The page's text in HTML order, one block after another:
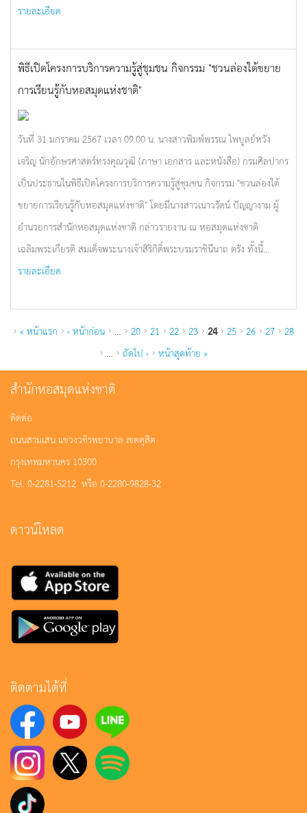
รายละเอียด
พิธีเปิดโครงการบริการความรู้สู่ชุมชน กิจกรรม "ชวนล่องใต้ขยาย
การเรียนรู้กับหอสมุดแห่งชาติ"
วันที่ 31 มกราคม 2567 เวลา 09.00 น. นางสาวพิมพ์พรรณ ไพบูลย์หวัง
เจริญ นักอักษรศาสตร์ทรงคุณวุฒิ (ภาษา เอกสาร และหนังสือ) กรมศิลปากร
เป็นประธานในพิธีเปิดโครงการบริการความรู้สู่ชุมชน กิจกรรม "ชวนล่องใต้
ขยายการเรียนรู้กับหอสมุดแห่งชาติ" โดยมีนางสาวเนาวรัตน์ ปัญญางาม ผู้
อำนวยการสำนักหอสมุดแห่งชาติ กล่าวรายงาน ณ หอสมุดแห่งชาติ
เฉลิมพระเกียรติ สมเด็จพระนางเจ้าสิริกิติ์พระบรมราชินีนาถ ตรัง ทั้งนี้...
รายละเอียด
หน้า
« หน้าแรก ‹ หน้าก่อน … 20 21 22 23 24 25 26 27
28
…
ถัดไป › หน้าสุดท้าย »
สำนักหอสมุดแห่งชาติ
ติดต่อ
ถนนสามเสน แขวงวชิรพยาบาล เขตดุสิต
กรุงเทพมหานคร 10300
Tel. 0-2281-5212 หรือ 0-2280-9828-32
ดาวน์โหลด
ติดตามได้ที่